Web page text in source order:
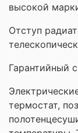
высокой
Отступ
Гарантийный
термостат,